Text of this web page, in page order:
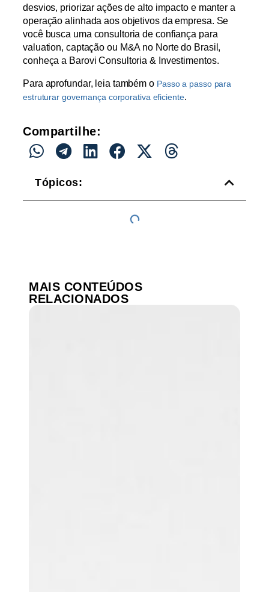
desvios, priorizar ações de alto impacto e manter a
operação alinhada aos objetivos da empresa. Se
você busca uma consultoria de confiança para
valuation, captação ou M&A no Norte do Brasil,
conheça a Barovi Consultoria & Investimentos.
Para aprofundar, leia também o Passo a passo para
estruturar governança corporativa eficiente.
Compartilhe:
Tópicos:
MAIS CONTEÚDOS
RELACIONADOS